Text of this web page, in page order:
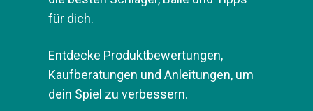
Tipps für dich.
Kaufberatungen und Anleitungen, um
dein Spiel zu verbessern.